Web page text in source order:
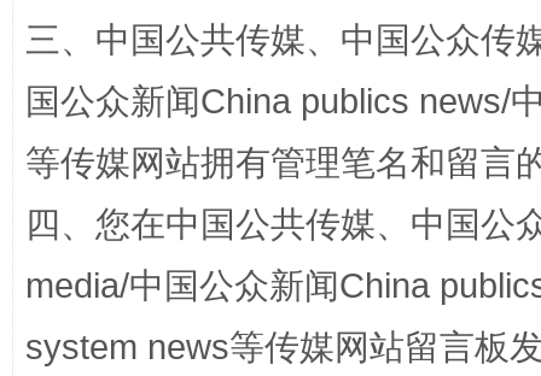
招工难、用工荒背后
三、中国公共传媒、中国公众传
国公众新闻China publics news/
等传媒网站拥有管理笔名和留言
四、您在中国公共传媒、中国公
media/中国公众新闻China
system news等传媒网站留言板